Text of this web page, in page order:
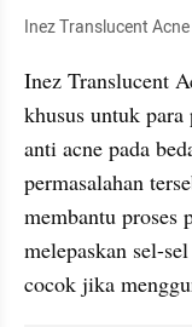
Inez Translucent
Inez Translucent
khusus untuk
anti acne pada
permasalahan
membantu proses
melepaskan sel-
cocok jika